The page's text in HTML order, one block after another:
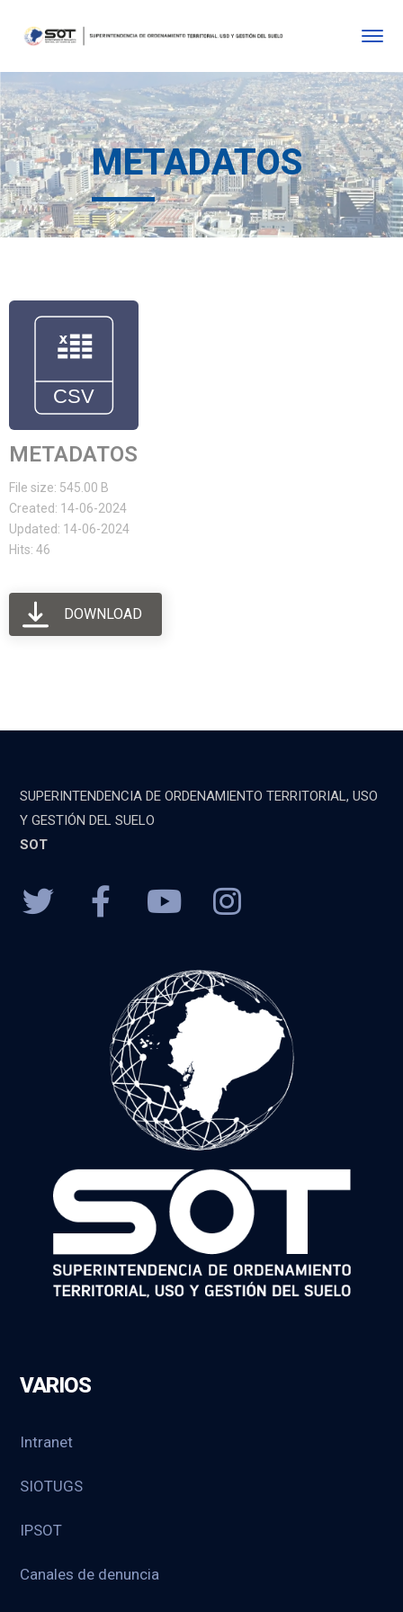
METADATOS
METADATOS
File size: 545.00 B
Created: 14-06-2024
Updated: 14-06-2024
Hits: 46
DOWNLOAD
SUPERINTENDENCIA DE ORDENAMIENTO TERRITORIAL, USO
Y GESTIÓN DEL SUELO
SOT
VARIOS
Intranet
SIOTUGS
IPSOT
Canales de denuncia